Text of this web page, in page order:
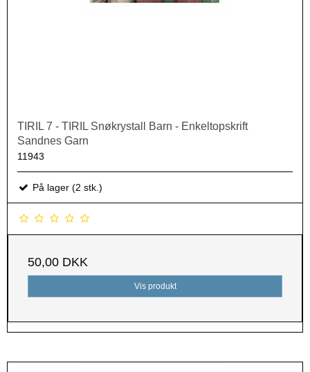
TIRIL 7 - TIRIL Snøkrystall Barn - Enkeltopskrift
Sandnes Garn
11943
På lager (2 stk.)
50,00 DKK
Vis produkt